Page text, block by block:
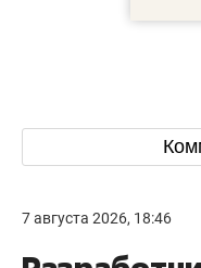
7 августа 2026, 18:46